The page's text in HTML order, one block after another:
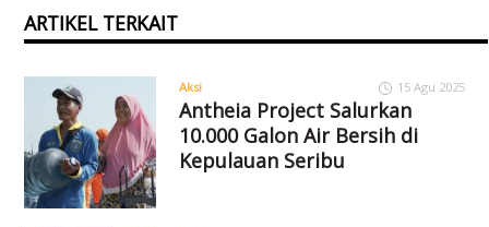
ARTIKEL TERKAIT
Aksi 15 Agu 2025
Antheia Project Salurkan
10.000 Galon Air Bersih di
Kepulauan Seribu